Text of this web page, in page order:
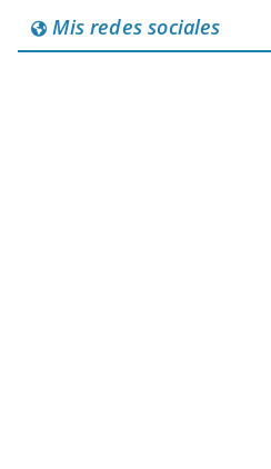
Mis redes sociales